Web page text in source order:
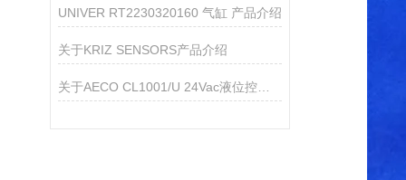
UNIVER RT2230320160 气缸 产品介绍
关于KRIZ SENSORS产品介绍
关于AECO CL1001/U 24Vac液位控制器的产品介绍